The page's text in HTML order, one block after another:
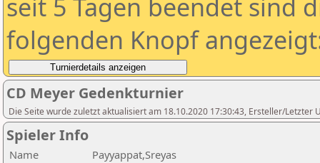
seit 5 Tagen beendet sind
folgenden Knopf
CD Meyer Gedenkturnier
Die Seite wurde zuletzt aktualisiert am 18.10.2020 17:30:43, Ersteller/Letzter
Spieler Info
Name
Payyappat,Sreyas